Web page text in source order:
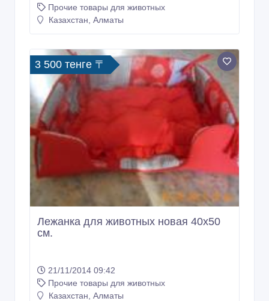
Прочие товары для животных
Казахстан, Алматы
3 500 тенге 〒
Лежанка для животных новая 40х50
см.
21/11/2014 09:42
Прочие товары для животных
Казахстан, Алматы